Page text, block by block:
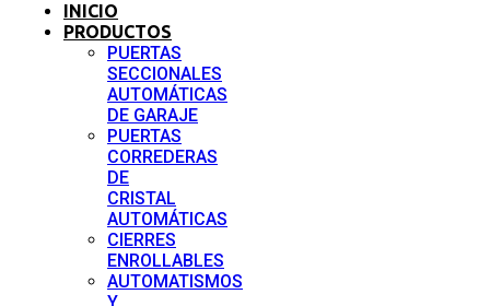
INICIO
PRODUCTOS
PUERTAS
SECCIONALES
AUTOMÁTICAS
DE GARAJE
PUERTAS
CORREDERAS
DE
CRISTAL
AUTOMÁTICAS
CIERRES
ENROLLABLES
AUTOMATISMOS